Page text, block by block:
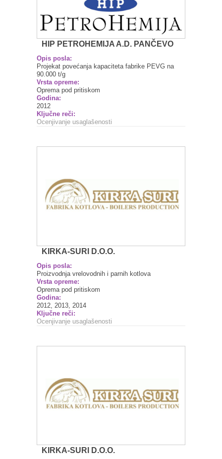
HIP PETROHEMIJA A.D. PANČEVO
Opis posla:
Projekat povećanja kapaciteta fabrike PEVG na
90.000 t/g
Vrsta opreme:
Oprema pod pritiskom
Godina:
2012
Ključne reči:
Ocenjivanje usaglašenosti
KIRKA-SURI D.O.O.
Opis posla:
Proizvodnja vrelovodnih i parnih kotlova
Vrsta opreme:
Oprema pod pritiskom
Godina:
2012, 2013, 2014
Ključne reči:
Ocenjivanje usaglašenosti
KIRKA-SURI D.O.O.